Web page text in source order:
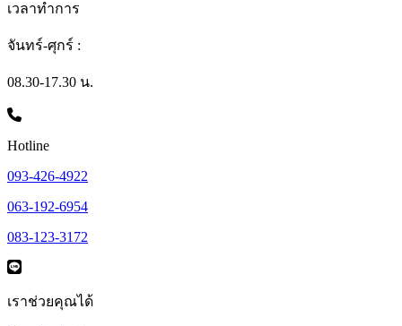
เวลาทำการ
จันทร์-ศุกร์ :
08.30-17.30 น.
Hotline
093-426-4922
063-192-6954
083-123-3172
เราช่วยคุณได้